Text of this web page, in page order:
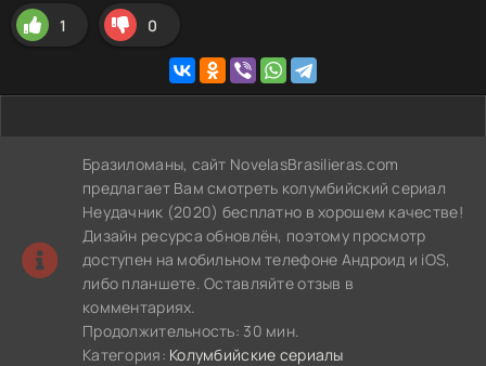
1 0
Бразиломаны, сайт NovelasBrasilieras.com
предлагает Вам смотреть колумбийский сериал
Неудачник (2020) бесплатно в хорошем качестве!
Дизайн ресурса обновлён, поэтому просмотр
доступен на мобильном телефоне Андроид и iOS,
либо планшете. Оставляйте отзыв в
комментариях.
Продолжительность: 30 мин.
Категория: Колумбийские сериалы